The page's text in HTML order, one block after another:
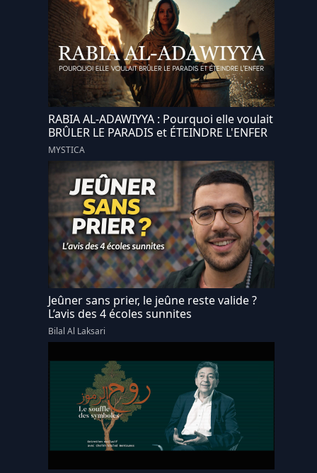
RABIA AL-ADAWIYYA : Pourquoi elle voulait
BRÛLER LE PARADIS et ÉTEINDRE L'ENFER
MYSTICA
Jeûner sans prier, le jeûne reste valide ?
L’avis des 4 écoles sunnites
Bilal Al Laksari